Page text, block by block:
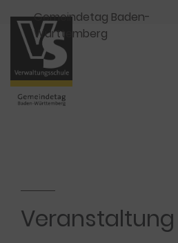
Navigation
Gemeindetag Baden-
Württemberg